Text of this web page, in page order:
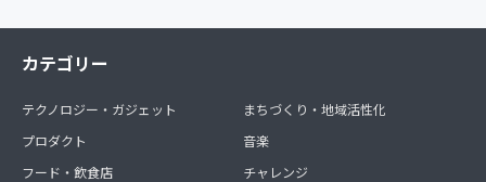
カテゴリー
テクノロジー・ガジェット
プロダクト
フード・飲食店
まちづくり・地域活性化
音楽
チャレンジ